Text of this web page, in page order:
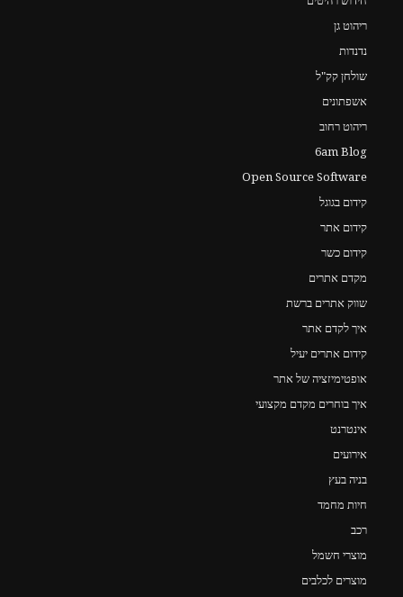
ריהוט גן
נדנדות
שולחן קק"ל
אשפתונים
ריהוט רחוב
6am Blog
Open Source Software
קידום בגוגל
קידום אתר
קידום כשר
מקדם אתרים
שווק אתרים ברשת
איך לקדם אתר
קידום אתרים יעיל
אופטימיזציה של אתר
איך בוחרים מקדם מקצועי
אינטרנט
אירועים
בניה בעץ
חיות מחמד
רכב
מוצרי חשמל
מוצרים לכלבים